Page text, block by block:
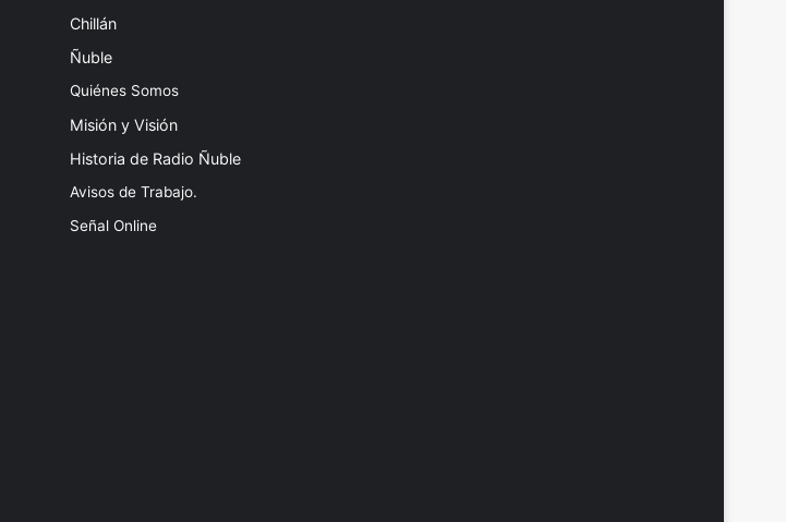
Chillán
Ñuble
Quiénes Somos
Misión y Visión
Historia de Radio Ñuble
Avisos de Trabajo.
Señal Online